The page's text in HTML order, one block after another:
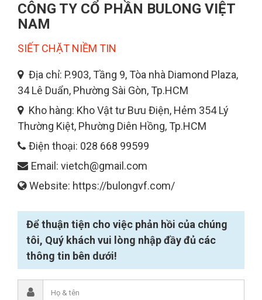
CÔNG TY CỔ PHẦN BULONG VIỆT
NAM
SIẾT CHẶT NIỀM TIN
Địa chỉ: P.903, Tầng 9, Tòa nhà Diamond Plaza,
34 Lê Duẩn, Phường Sài Gòn, Tp.HCM
Kho hàng: Kho Vật tư Bưu Điện, Hẻm 354 Lý
Thường Kiệt, Phường Diên Hồng, Tp.HCM
Điện thoại: 028 668 99599
Email: vietch@gmail.com
Website: https://bulongvf.com/
Để thuận tiện cho việc phản hồi của chúng
tôi, Quý khách vui lòng nhập đầy đủ các
thông tin bên dưới!